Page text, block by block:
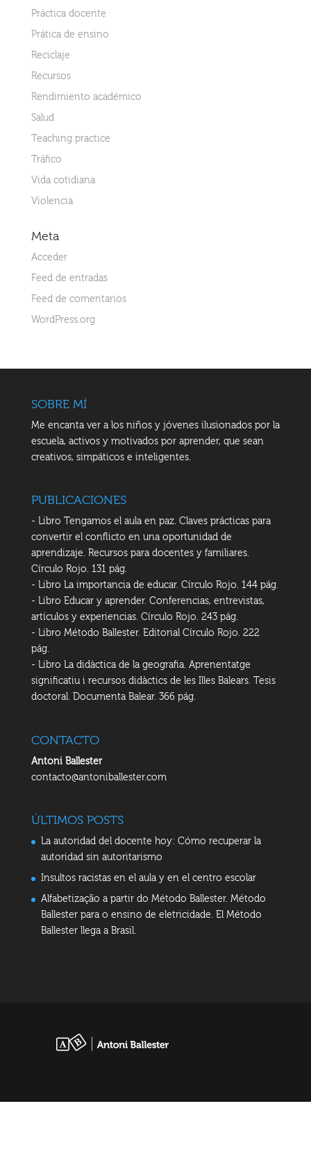
Práctica docente
Prática de ensino
Reciclaje
Recursos
Rendimiento académico
Salud
Teaching practice
Tráfico
Vida cotidiana
Violencia
Meta
Acceder
Feed de entradas
Feed de comentarios
WordPress.org
SOBRE MÍ
Me encanta ver a los niños y jóvenes ilusionados por la
escuela, activos y motivados por aprender, que sean
creativos, simpáticos e inteligentes.
PUBLICACIONES
- Libro Tengamos el aula en paz. Claves prácticas para
convertir el conflicto en una oportunidad de
aprendizaje. Recursos para docentes y familiares.
Círculo Rojo. 131 pág.
- Libro La importancia de educar. Círculo Rojo. 144 pág.
- Libro Educar y aprender. Conferencias, entrevistas,
artículos y experiencias. Círculo Rojo. 243 pág.
- Libro Método Ballester. Editorial Círculo Rojo. 222
pág.
- Libro La didàctica de la geografia. Aprenentatge
significatiu i recursos didàctics de les Illes Balears. Tesis
doctoral. Documenta Balear. 366 pág.
CONTACTO
Antoni Ballester
contacto@antoniballester.com
ÚLTIMOS POSTS
La autoridad del docente hoy: Cómo recuperar la
autoridad sin autoritarismo
Insultos racistas en el aula y en el centro escolar
Alfabetização a partir do Método Ballester. Método
Ballester para o ensino de eletricidade. El Método
Ballester llega a Brasil.